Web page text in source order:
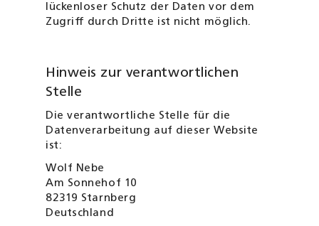
lückenloser Schutz der Daten vor dem
Zugriff durch Dritte ist nicht möglich.
Hinweis zur verantwortlichen
Stelle
Die verantwortliche Stelle für die
Datenverarbeitung auf dieser Website
ist:
Wolf Nebe
Am Sonnehof 10
82319 Starnberg
Deutschland